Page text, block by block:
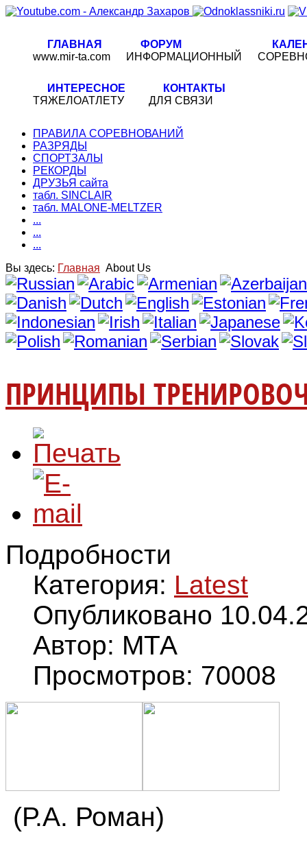
ГЛАВНАЯ
www.mir-ta.com
ФОРУМ
ИНФОРМАЦИОННЫЙ
ИНТЕРЕСНОЕ
ТЯЖЕЛОАТЛЕТУ
КОНТАКТЫ
ДЛЯ СВЯЗИ
ПРАВИЛА СОРЕВНОВАНИЙ
РАЗРЯДЫ
СПОРТЗАЛЫ
РЕКОРДЫ
ДРУЗЬЯ сайта
табл. SINCLAIR
табл. MALONE-MELTZER
...
...
...
Вы здесь: Главная About Us
ПРИНЦИПЫ
Подробности
Категория: Latest
Опубликовано
Автор: МТА
Просмотров: 70008
(Р.А. Роман)